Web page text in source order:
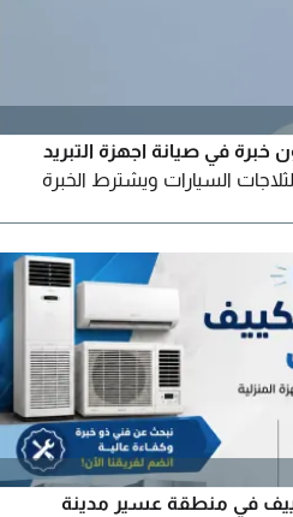
في صيانة اجهزة التبريد
لثلاجات السيارات ويشترط الخبرة
في منطقة عسير مدينة